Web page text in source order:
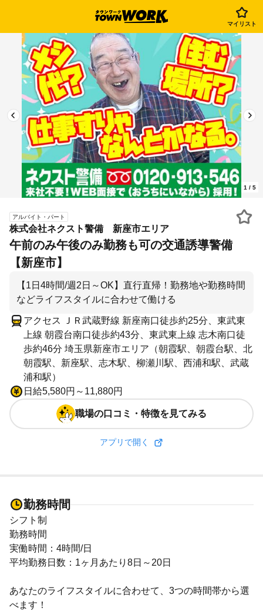
マイリスト
1 / 5
アルバイト・パート
株式会社ネクスト警備 新座市エリア
午前のみ午後のみ勤務も可の交通誘導警備
【新座市】
【1日4時間/週2日～OK】直行直帰！勤務地や勤務時間
などライフスタイルに合わせて働ける
アクセス ＪＲ武蔵野線 新座南口徒歩約25分、東武東
上線 朝霞台南口徒歩約43分、東武東上線 志木南口徒
歩約46分 埼玉県新座市エリア（朝霞駅、朝霞台駅、北
朝霞駅、新座駅、志木駅、柳瀬川駅、西浦和駅、武蔵
浦和駅）
日給5,580円～11,880円
職場の口コミ・特徴を見てみる
アプリで開く
勤務時間
シフト制
勤務時間
実働時間：4時間/日
平均勤務日数：1ヶ月あたり8日～20日
あなたのライフスタイルに合わせて、3つの時間帯から選
べます！